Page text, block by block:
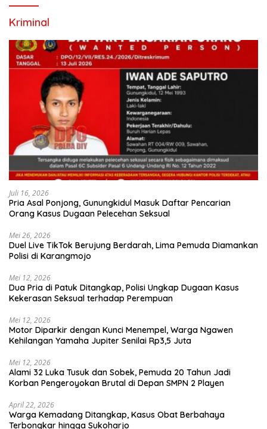
Kriminal
Juli 16, 2026
Pria Asal Ponjong, Gunungkidul Masuk Daftar Pencarian
Orang Kasus Dugaan Pelecehan Seksual
Mei 26, 2026
Duel Live TikTok Berujung Berdarah, Lima Pemuda Diamankan
Polisi di Karangmojo
Mei 12, 2026
Dua Pria di Patuk Ditangkap, Polisi Ungkap Dugaan Kasus
Kekerasan Seksual terhadap Perempuan
Mei 12, 2026
Motor Diparkir dengan Kunci Menempel, Warga Ngawen
Kehilangan Yamaha Jupiter Senilai Rp3,5 Juta
Mei 12, 2026
Alami 32 Luka Tusuk dan Sobek, Pemuda 20 Tahun Jadi
Korban Pengeroyokan Brutal di Depan SMPN 2 Playen
April 22, 2026
Warga Kemadang Ditangkap, Kasus Obat Berbahaya
Terbongkar hingga Sukoharjo